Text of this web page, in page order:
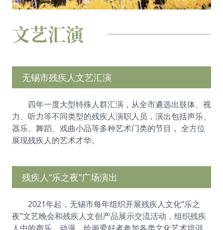
文艺汇演
无锡市残疾人文艺汇演
四年一度大型特殊人群汇演，从全市遴选出肢体、视
力、听力等不同类型的残疾人演职人员，演出包括声乐、
器乐、舞蹈、戏曲小品等多种艺术门类的节目， 全方位
展现残疾人的艺术才华。
残疾人“乐之夜”广场演出
2021年起，无锡市每年组织开展残疾人文化“乐之
夜”文艺晚会和残疾人文创产品展示交流活动，组织残疾